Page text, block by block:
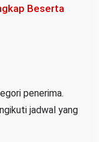
Beserta
penerima.
jadwal yang